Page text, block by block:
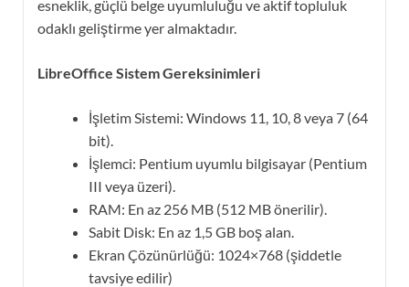
esneklik, güçlü belge uyumluluğu ve aktif topluluk
odaklı geliştirme yer almaktadır.
LibreOffice Sistem Gereksinimleri
İşletim Sistemi: Windows 11, 10, 8 veya 7 (64
bit).
İşlemci: Pentium uyumlu bilgisayar (Pentium
III veya üzeri).
RAM: En az 256 MB (512 MB önerilir).
Sabit Disk: En az 1,5 GB boş alan.
Ekran Çözünürlüğü: 1024×768 (şiddetle
tavsiye edilir)